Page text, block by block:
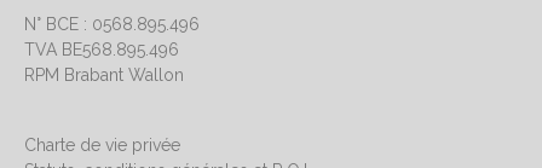
N° BCE : 0568.895.496
TVA BE568.895.496
RPM Brabant Wallon
Charte de vie privée